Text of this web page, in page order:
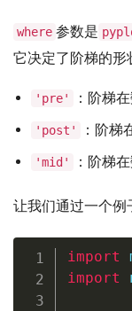
where 参数是
它决定了阶梯的形
'pre' ：阶梯
'post' ：阶梯
'mid' ：阶梯
让我们通过一个例
import
import